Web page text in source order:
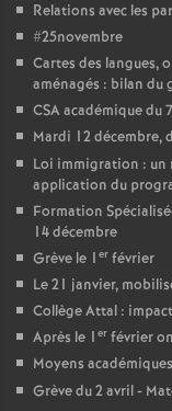
Relations avec les
#25novembre
Cartes des langues,
aménagés : bilan du
CSA académique du
Mardi 12 décembre,
Loi immigration : un
application du
Formation
14 décembre
Grève le 1 er février
Le 21 janvier,
Collège Attal :
Après le 1 er février
Moyens
Grève du 2 avril -